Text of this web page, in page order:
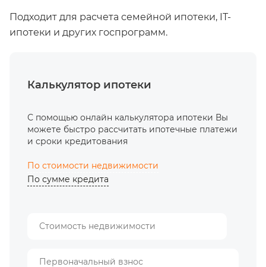
Подходит для расчета семейной ипотеки, IT-
ипотеки и других госпрограмм.
Калькулятор ипотеки
С помощью онлайн калькулятора ипотеки Вы
можете быстро рассчитать ипотечные платежи
и сроки кредитования
По стоимости недвижимости
По сумме кредита